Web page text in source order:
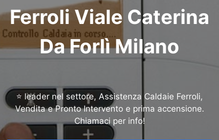
Ferroli Viale Caterina
Da Forlì Milano
⭐ leader nel settore, Assistenza Caldaie Ferroli,
Vendita e Pronto Intervento e prima accensione.
Chiamaci per info!